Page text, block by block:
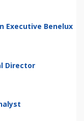
Executive Benelux
Director